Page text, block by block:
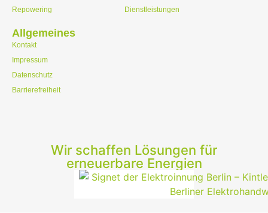
Repowering
Dienstleistungen
Allgemeines
Kontakt
Impressum
Datenschutz
Barrierefreiheit
Wir schaffen Lösungen für
erneuerbare Energien